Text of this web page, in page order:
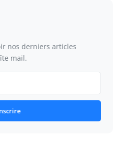
nos derniers articles
mail.